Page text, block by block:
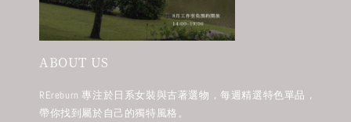
ABOUT US
REreburn 專注於日系女裝與古著選物，每週精選特色單品，
帶你找到屬於自己的獨特風格。